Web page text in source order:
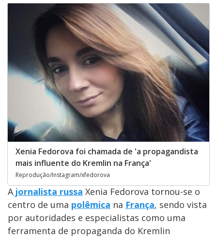
Xenia Fedorova foi chamada de 'a propagandista
mais influente do Kremlin na França'
Reprodução/Instagram/xfedorova
A jornalista russa Xenia Fedorova tornou-se o
centro de uma polêmica na França, sendo vista
por autoridades e especialistas como uma
ferramenta de propaganda do Kremlin